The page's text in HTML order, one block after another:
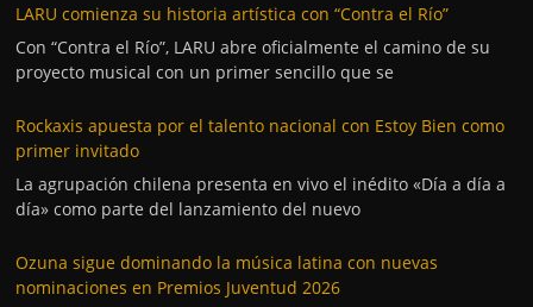
LARU comienza su historia artística con “Contra el Río”
Con “Contra el Río”, LARU abre oficialmente el camino de su
proyecto musical con un primer sencillo que se
Rockaxis apuesta por el talento nacional con Estoy Bien como
primer invitado
La agrupación chilena presenta en vivo el inédito «Día a día a
día» como parte del lanzamiento del nuevo
Ozuna sigue dominando la música latina con nuevas
nominaciones en Premios Juventud 2026